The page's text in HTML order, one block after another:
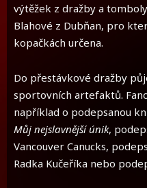
výtěžek z dražby a
Blahové z Dubňan, pro
kopačkách určena.
Do přestávkové dražby
sportovních artefaktů.
například o podepsanou
Můj nejslavnější únik,
Vancouver Canucks,
Radka Kučeříka nebo